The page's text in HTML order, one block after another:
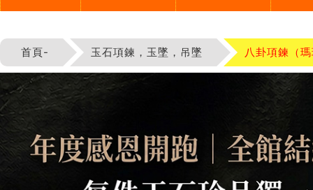
首頁- 玉石項鍊，玉墜，吊墜 八卦項鍊（